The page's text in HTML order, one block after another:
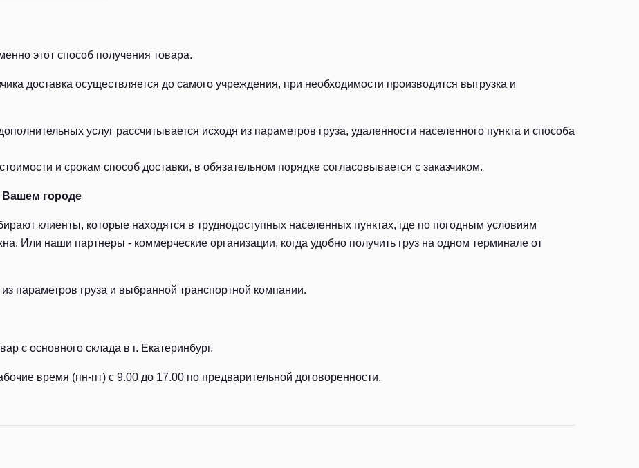
этот способ получения товара.
доставка осуществляется до самого учреждения, при необходимости производится выгрузка и
услуг рассчитывается исходя из параметров груза, удаленности населенного пункта и способа
и срокам способ доставки, в обязательном порядке согласовывается с заказчиком.
Вашем городе
клиенты, которые находятся в труднодоступных населенных пунктах, где по погодным условиям
Или наши партнеры - коммерческие организации, когда удобно получить груз на одном терминале от
параметров груза и выбранной транспортной компании.
с основного склада в г. Екатеринбург.
время (пн-пт) с 9.00 до 17.00 по предварительной договоренности.